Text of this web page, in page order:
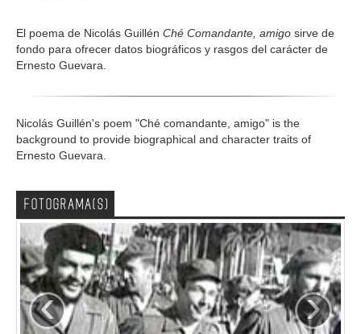
El poema de Nicolás Guillén Ché Comandante, amigo sirve de
fondo para ofrecer datos biográficos y rasgos del carácter de
Ernesto Guevara.
Nicolás Guillén's poem "Ché comandante, amigo" is the
background to provide biographical and character traits of
Ernesto Guevara.
FOTOGRAMA(S)
‹ ›